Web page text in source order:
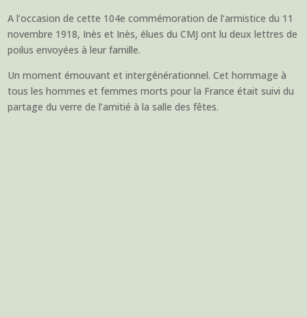
A l’occasion de cette 104e commémoration de l’armistice du 11
novembre 1918, Inès et Inès, élues du CMJ ont lu deux lettres de
poilus envoyées à leur famille.
Un moment émouvant et intergénérationnel. Cet hommage à
tous les hommes et femmes morts pour la France était suivi du
partage du verre de l’amitié à la salle des fêtes.